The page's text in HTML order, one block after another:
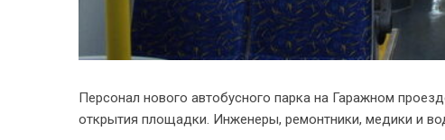
Персонал нового автобусного парка на Гаражном
открытия площадки. Инженеры, ремонтники, медики и